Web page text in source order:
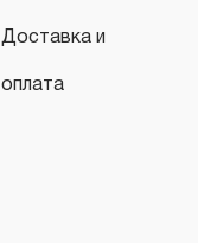
Доставка и
оплата